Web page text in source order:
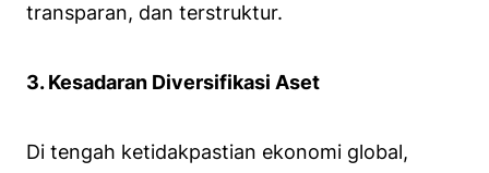
transparan, dan terstruktur.
3. Kesadaran Diversifikasi Aset
Di tengah ketidakpastian ekonomi global,